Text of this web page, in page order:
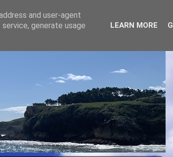
and user-agent
generate usage
LEARN MORE